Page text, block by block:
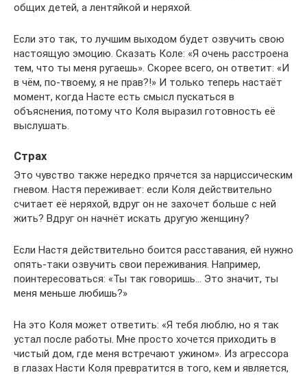
общих детей, а лентяйкой и неряхой.
Если это так, то лучшим выходом будет озвучить свою
настоящую эмоцию. Сказать Коле: «Я очень расстроена
тем, что ты меня ругаешь». Скорее всего, он ответит: «И
в чём, по-твоему, я не прав?!» И только теперь настаёт
момент, когда Насте есть смысл пускаться в
объяснения, потому что Коля выразил готовность её
выслушать.
Страх
Это чувство также нередко прячется за нарциссическим
гневом. Настя переживает: если Коля действительно
считает её неряхой, вдруг он не захочет больше с ней
жить? Вдруг он начнёт искать другую женщину?
Если Настя действительно боится расставания, ей нужно
опять-таки озвучить свои переживания. Например,
поинтересоваться: «Ты так говоришь… Это значит, ты
меня меньше любишь?»
На это Коля может ответить: «Я тебя люблю, но я так
устал после работы. Мне просто хочется приходить в
чистый дом, где меня встречают ужином». Из агрессора
в глазах Насти Коля превратится в того, кем и является,